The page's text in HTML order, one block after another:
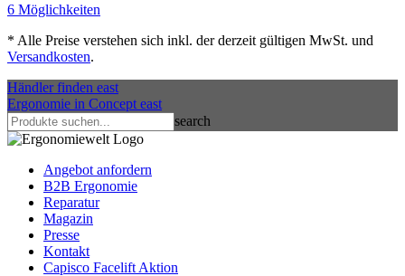
6 Möglichkeiten
* Alle Preise verstehen sich inkl. der derzeit gültigen MwSt. und
Versandkosten.
Händler finden east
Ergonomie in Concept east
search
Angebot anfordern
B2B Ergonomie
Reparatur
Magazin
Presse
Kontakt
Capisco Facelift Aktion